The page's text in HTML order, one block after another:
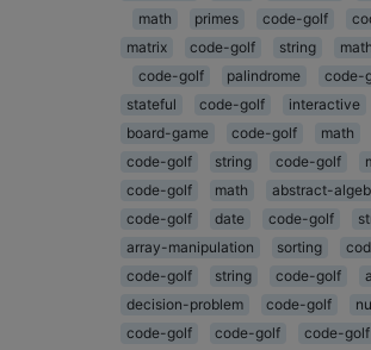
math
primes code-golf
matrix
code-golf string math
code-golf
palindrome code-
stateful
code-golf interactive
board-game
code-golf math
code-golf
string code-golf
code-golf
math abstract-
code-golf
date code-golf
array-manipulation
sorting
code-golf
string code-golf
decision-problem
code-golf
code-golf
code-golf code-golf